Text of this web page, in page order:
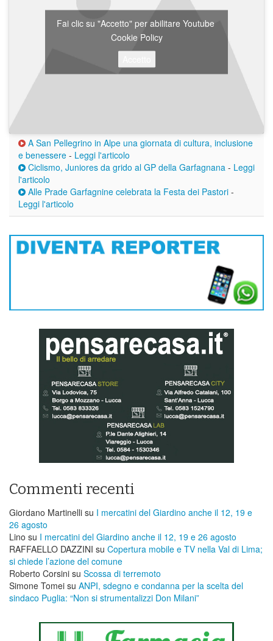
Fai clic su "Accetto" per abilitare Youtube
Cookie Policy
A San Pellegrino in Alpe una giornata di cultura, inclusione
e benessere - Leggi l'articolo
Ciclismo, Juniores da grido al GP della Garfagnana - Leggi
l'articolo
Alle Prade Garfagnine celebrata la Festa dei Pastori -
Leggi l'articolo
Commenti recenti
Giordano Martinelli su I mercatini del Giardino anche il 12, 19 e
26 agosto
Lino su I mercatini del Giardino anche il 12, 19 e 26 agosto
RAFFAELLO DAZZINI su ​Copertura mobile e TV nella Val di Lima;
si chiede l’azione del comune
Roberto Corsini su Scossa di terremoto
Simone Tomei su ANPI, sdegno e condanna per la scelta del
sindaco Puglia: “Non si strumentalizzi Don Milani”